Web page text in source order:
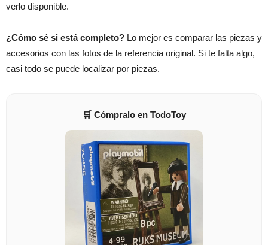
verlo disponible.
¿Cómo sé si está completo? Lo mejor es comparar las piezas y
accesorios con las fotos de la referencia original. Si te falta algo,
casi todo se puede localizar por piezas.
🛒 Cómpralo en TodoToy